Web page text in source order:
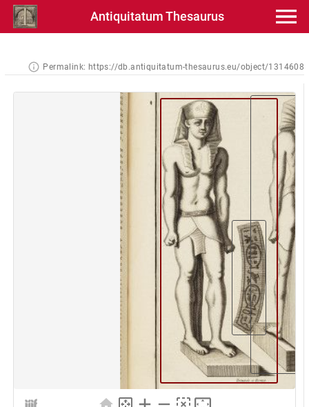
Antiquitatum Thesaurus
Permalink: https://db.antiquitatum-thesaurus.eu/object/1314608